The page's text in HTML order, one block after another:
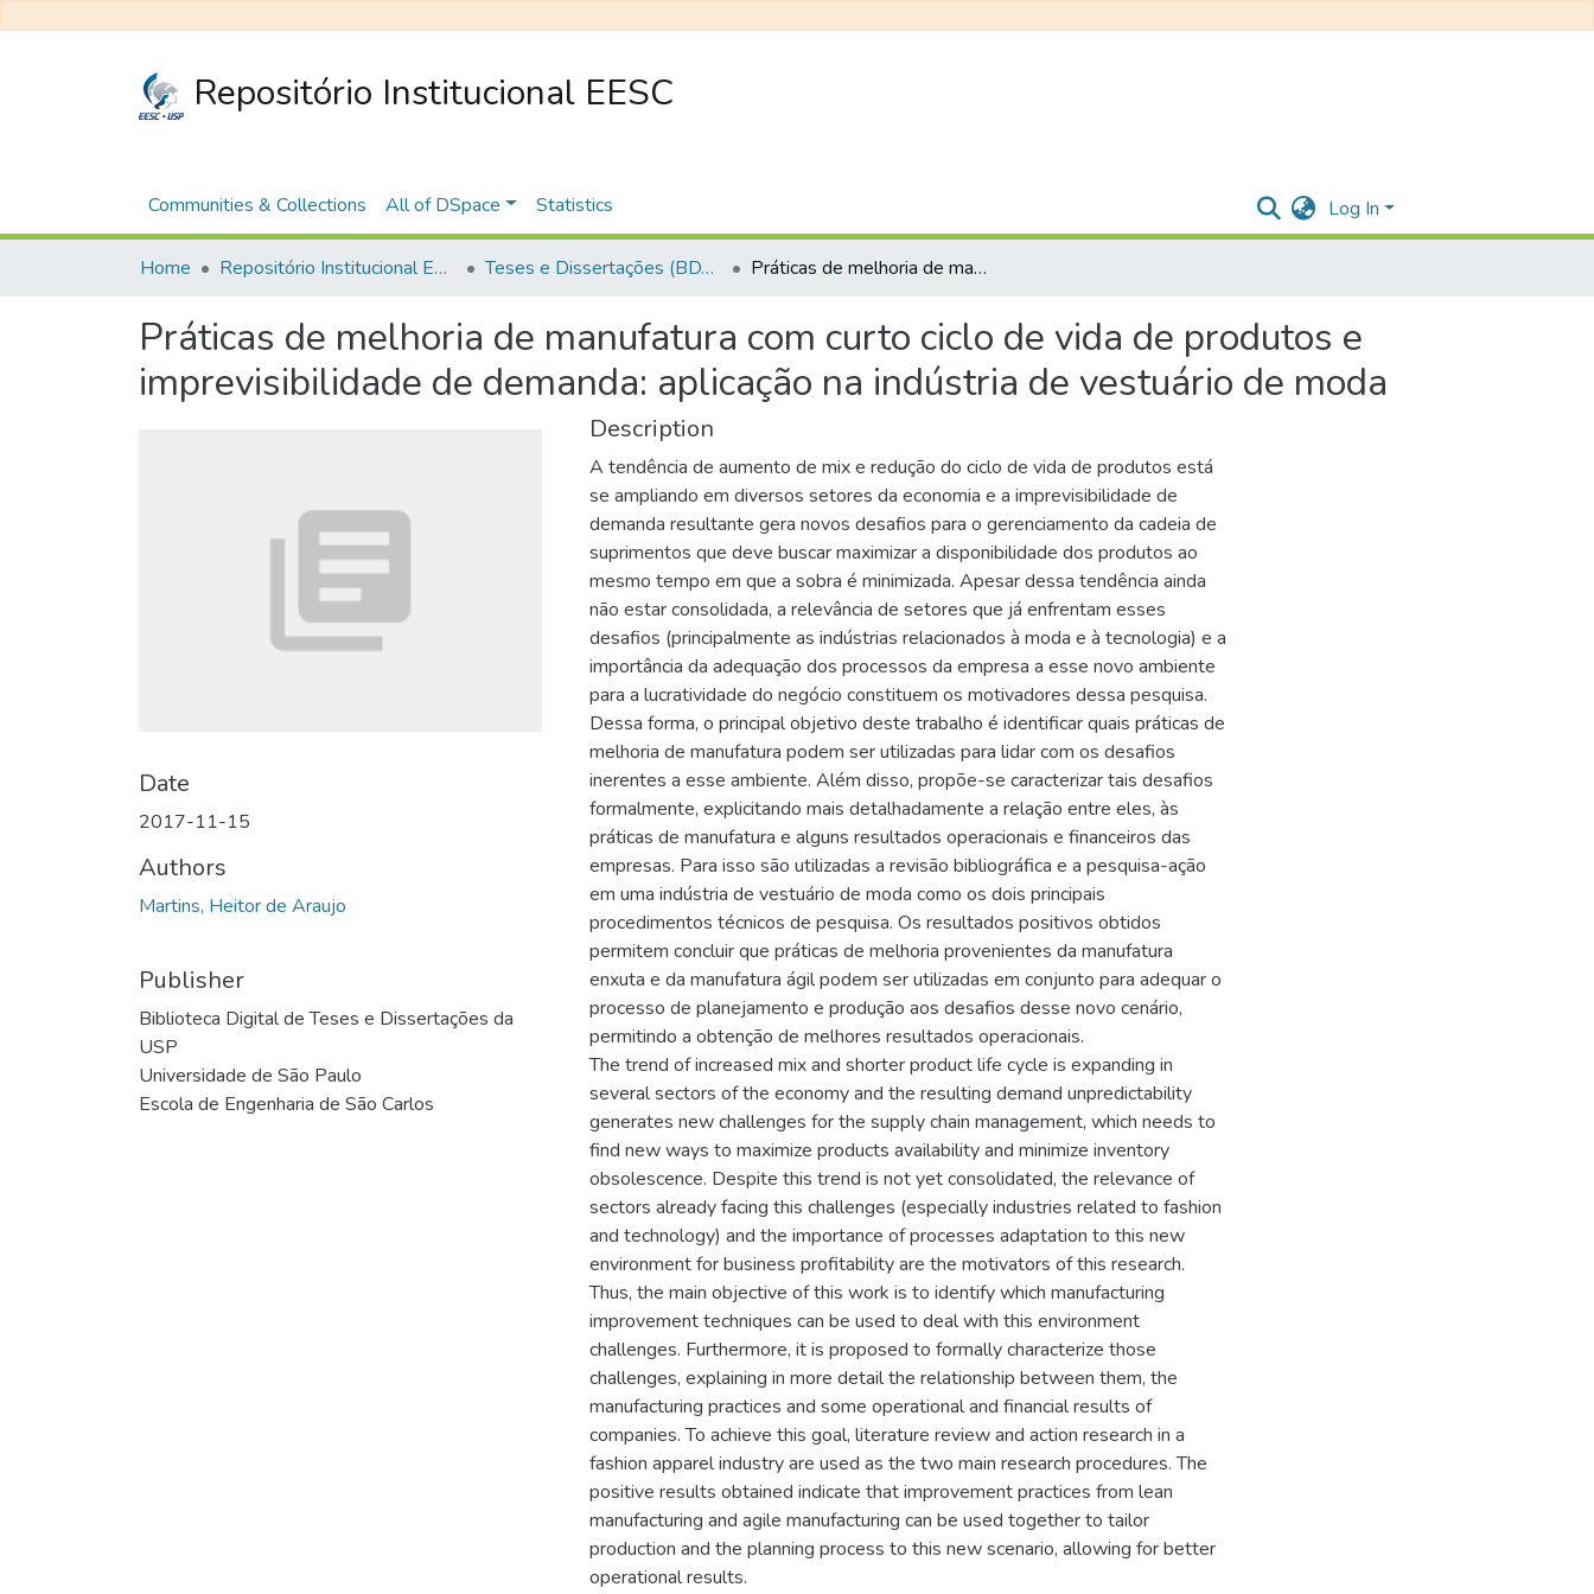
Repositório Institucional EESC
Communities & Collections All of DSpace Statistics Log In
Home Repositório Institucional EESC Teses e Dissertações (BDTD USP) Práticas de melhoria de manufatura com curto ciclo de vida de produtos e imprevisibilidade de demanda: aplicação na indústria de vestuário de moda
Práticas de melhoria de manufatura com curto ciclo de vida de produtos e
imprevisibilidade de demanda: aplicação na indústria de vestuário de moda
Date
2017-11-15
Authors
Martins, Heitor de Araujo
Publisher
Biblioteca Digital de Teses e Dissertações da
USP
Universidade de São Paulo
Escola de Engenharia de São Carlos
Description
A tendência de aumento de mix e redução do ciclo de vida de produtos está
se ampliando em diversos setores da economia e a imprevisibilidade de
demanda resultante gera novos desafios para o gerenciamento da cadeia de
suprimentos que deve buscar maximizar a disponibilidade dos produtos ao
mesmo tempo em que a sobra é minimizada. Apesar dessa tendência ainda
não estar consolidada, a relevância de setores que já enfrentam esses
desafios (principalmente as indústrias relacionados à moda e à tecnologia) e a
importância da adequação dos processos da empresa a esse novo ambiente
para a lucratividade do negócio constituem os motivadores dessa pesquisa.
Dessa forma, o principal objetivo deste trabalho é identificar quais práticas de
melhoria de manufatura podem ser utilizadas para lidar com os desafios
inerentes a esse ambiente. Além disso, propõe-se caracterizar tais desafios
formalmente, explicitando mais detalhadamente a relação entre eles, às
práticas de manufatura e alguns resultados operacionais e financeiros das
empresas. Para isso são utilizadas a revisão bibliográfica e a pesquisa-ação
em uma indústria de vestuário de moda como os dois principais
procedimentos técnicos de pesquisa. Os resultados positivos obtidos
permitem concluir que práticas de melhoria provenientes da manufatura
enxuta e da manufatura ágil podem ser utilizadas em conjunto para adequar o
processo de planejamento e produção aos desafios desse novo cenário,
permitindo a obtenção de melhores resultados operacionais.
The trend of increased mix and shorter product life cycle is expanding in
several sectors of the economy and the resulting demand unpredictability
generates new challenges for the supply chain management, which needs to
find new ways to maximize products availability and minimize inventory
obsolescence. Despite this trend is not yet consolidated, the relevance of
sectors already facing this challenges (especially industries related to fashion
and technology) and the importance of processes adaptation to this new
environment for business profitability are the motivators of this research.
Thus, the main objective of this work is to identify which manufacturing
improvement techniques can be used to deal with this environment
challenges. Furthermore, it is proposed to formally characterize those
challenges, explaining in more detail the relationship between them, the
manufacturing practices and some operational and financial results of
companies. To achieve this goal, literature review and action research in a
fashion apparel industry are used as the two main research procedures. The
positive results obtained indicate that improvement practices from lean
manufacturing and agile manufacturing can be used together to tailor
production and the planning process to this new scenario, allowing for better
operational results.